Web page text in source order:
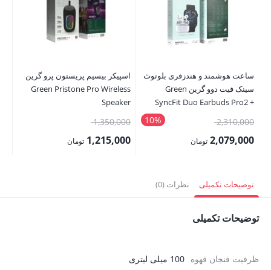
ساعت هوشمند و هندزفری بلوتوث
سینک فیت دوو گرین Green
SyncFit Duo Earbuds Pro2 +
10% 2,310,000قیمت
اصلی:2,079,000 تومان
2,079,000 تومان.
اسپیکر بیسیم پریستون پرو گرین
Green Pristone Pro Wireless
Speaker
1,350,000قیمت
اصلی:1,215,000 تومان
توضیحات تکمیلی نظرات (0)
توضیحات تکمیلی
ظرفیت فنجان قهوه 100 میلی لیتری